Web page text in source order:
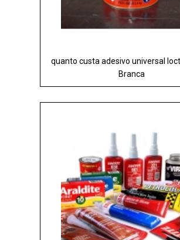
quanto custa adesivo universal
Branca